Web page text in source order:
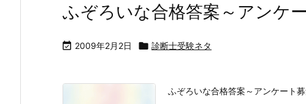
ふぞろいな合格答案～アンケ
 2009年2月2日  診断士受験ネタ
ふぞろいな合格答案～アンケート